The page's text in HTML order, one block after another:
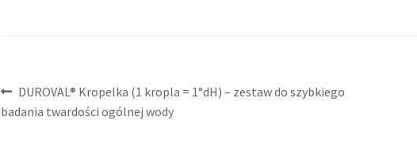
Nawigacja
wpisu
Poprzedni
wpis:
DUROVAL® Kropelka (1 kropla = 1°dH) – zestaw do szybkiego
badania twardości ogólnej wody